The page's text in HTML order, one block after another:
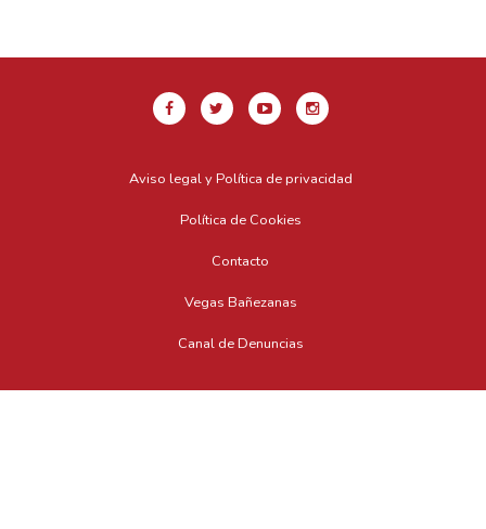
Aviso legal y Política de privacidad
Política de Cookies
Contacto
Vegas Bañezanas
Canal de Denuncias